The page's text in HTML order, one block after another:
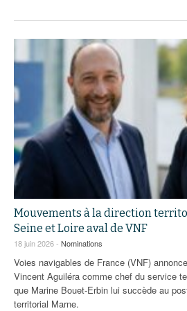
Mouvements à la direction
Seine et Loire aval de VNF
18 juin 2026 - Nominations
Voies navigables de France (VNF)
Vincent Aguiléra comme chef du service
que Marine Bouet-Erbin lui succède au
territorial Marne.